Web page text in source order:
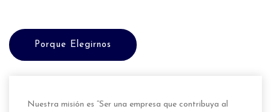
Porque Elegirnos
Nuestra misión es “Ser una empresa que contribuya al